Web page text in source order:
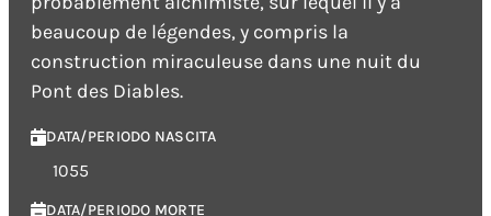
beaucoup de légendes, y compris la
construction miraculeuse dans une nuit du
Pont des Diables.
DATA/PERIODO NASCITA
1055
DATA/PERIODO MORTE